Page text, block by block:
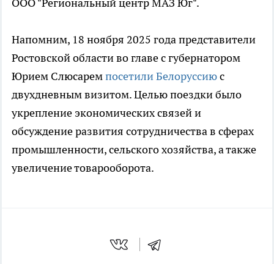
ООО "Региональный центр МАЗ Юг".
Напомним, 18 ноября 2025 года представители
Ростовской области во главе с губернатором
Юрием Слюсаремпосетили Белоруссиюс
двухдневным визитом. Целью поездки было
укрепление экономических связей и
обсуждение развития сотрудничества в сферах
промышленности, сельского хозяйства, а также
увеличение товарооборота.